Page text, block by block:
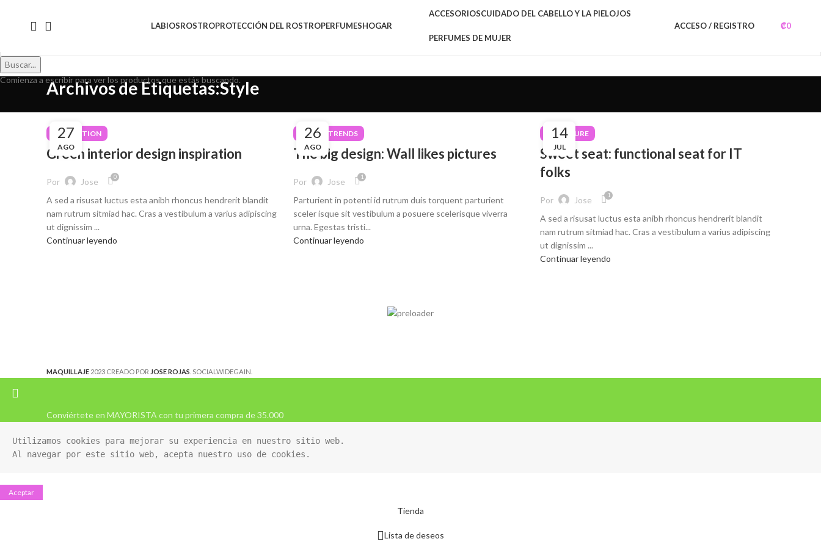
LABIOSROSTROPROTECCIÓN DEL ROSTROPERFUMESHOGAR
ACCESORIOSCUIDADO DEL CABELLO Y LA PIELOJOS
PERFUMES DE MUJER
ACCESO / REGISTRO ₡0
Archivos de Etiquetas:Style
27
AGO
INSPIRATION
Green interior design inspiration
Por Jose 0
A sed a risusat luctus esta anibh rhoncus hendrerit blandit
nam rutrum sitmiad hac. Cras a vestibulum a varius adipiscing
ut dignissim ...
Continuar leyendo
26
AGO
DESIGN TRENDS
The big design: Wall likes pictures
Por Jose 1
Parturient in potenti id rutrum duis torquent parturient
sceler isque sit vestibulum a posuere scelerisque viverra
urna. Egestas tristi...
Continuar leyendo
14
JUL
FURNITURE
Sweet seat: functional seat for IT
folks
Por Jose 1
A sed a risusat luctus esta anibh rhoncus hendrerit blandit
nam rutrum sitmiad hac. Cras a vestibulum a varius adipiscing
ut dignissim ...
Continuar leyendo
MAQUILLAJE 2023 CREADO POR JOSE ROJAS . SOCIALWIDEGAIN.
Conviértete en MAYORISTA con tu primera compra de 35.000
Utilizamos cookies para mejorar su experiencia en nuestro sitio web.
Al navegar por este sitio web, acepta nuestro uso de cookies.
Aceptar
Buscar...
Comienza a escribir para ver los productos que estás buscando.
Tienda
Lista de deseos